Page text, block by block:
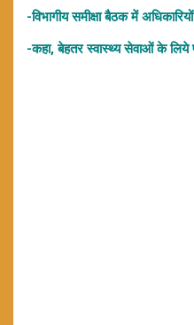
-विभागीय समीक्षा बैठक में
-कहा, बेहतर स्वास्थ्य सेवाओं के लिये